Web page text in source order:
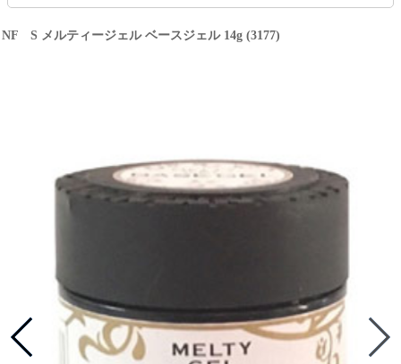
NF S メルティージェル ベースジェル 14g (3177)